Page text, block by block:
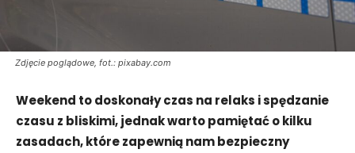
Zdjęcie poglądowe, fot.: pixabay.com
Weekend to doskonały czas na relaks i spędzanie
czasu z bliskimi, jednak warto pamiętać o kilku
zasadach, które zapewnią nam bezpieczny